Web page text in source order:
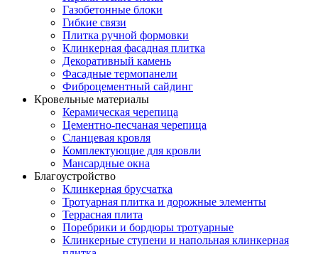
Газобетонные блоки
Гибкие связи
Плитка ручной формовки
Клинкерная фасадная плитка
Декоративный камень
Фасадные термопанели
Фиброцементный сайдинг
Кровельные материалы
Керамическая черепица
Цементно-песчаная черепица
Сланцевая кровля
Комплектующие для кровли
Мансардные окна
Благоустройство
Клинкерная брусчатка
Тротуарная плитка и дорожные элементы
Террасная плита
Поребрики и бордюры тротуарные
Клинкерные ступени и напольная клинкерная